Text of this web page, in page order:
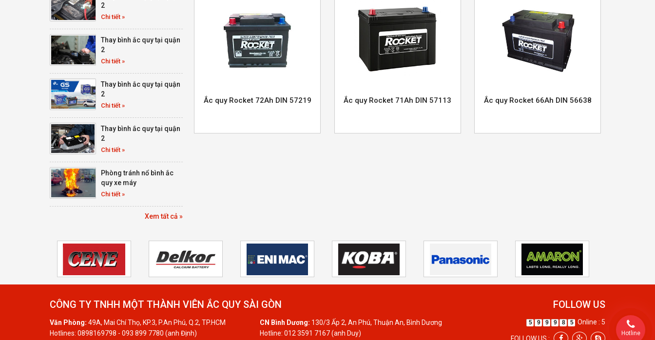
2
Chi tiết »
Thay bình ắc quy tại quận
2
Chi tiết »
Thay bình ắc quy tại quận
2
Chi tiết »
Thay bình ắc quy tại quận
2
Chi tiết »
Phòng tránh nổ bình ắc
quy xe máy
Chi tiết »
Xem tất cả »
Ắc quy Rocket 72Ah DIN 57219 Ắc quy Rocket 71Ah DIN 57113 Ắc quy Rocket 66Ah DIN 56638
CÔNG TY TNHH MỘT THÀNH VIÊN ẮC QUY SÀI GÒN
Văn Phòng: 49A, Mai Chí Thọ, KP.3, P.An Phú, Q.2, TP.HCM
Hotlines: 0898169798 - 093 899 7780 (anh Định)
CN Bình Dương: 130/3 Ấp 2, An Phú, Thuận An, Bình Dương
Hotline: 012 3591 7167 (anh Duy)
FOLLOW US
5 9 9 9 8 5 Online : 5
FOLLOW US :
Hotline